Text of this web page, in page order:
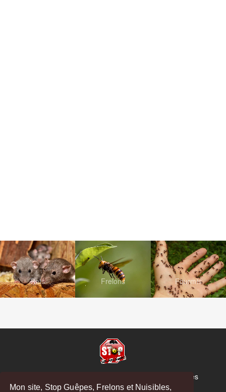
Mon site, Stop Guêpes, Frelons et Nuisibles,
Rats Frelons Fourmis
© Copyright 2026 Stop Guêpes, Frelons et Nuisibles
Mentions légales